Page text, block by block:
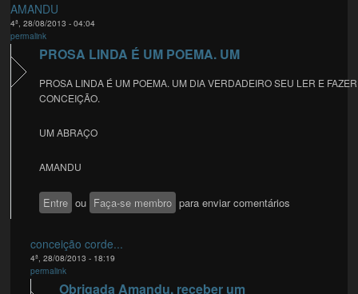
AMANDU
4ª, 28/08/2013 - 04:04
permalink
PROSA LINDA É UM POEMA. UM
PROSA LINDA É UM POEMA. UM DIA VERDADEIRO SEU LER E FAZER
CONCEIÇÃO.
UM ABRAÇO
AMANDU
Entre ou Faça-se membro para enviar comentários
conceição corde...
4ª, 28/08/2013 - 18:19
permalink
Obrigada Amandu, receber um